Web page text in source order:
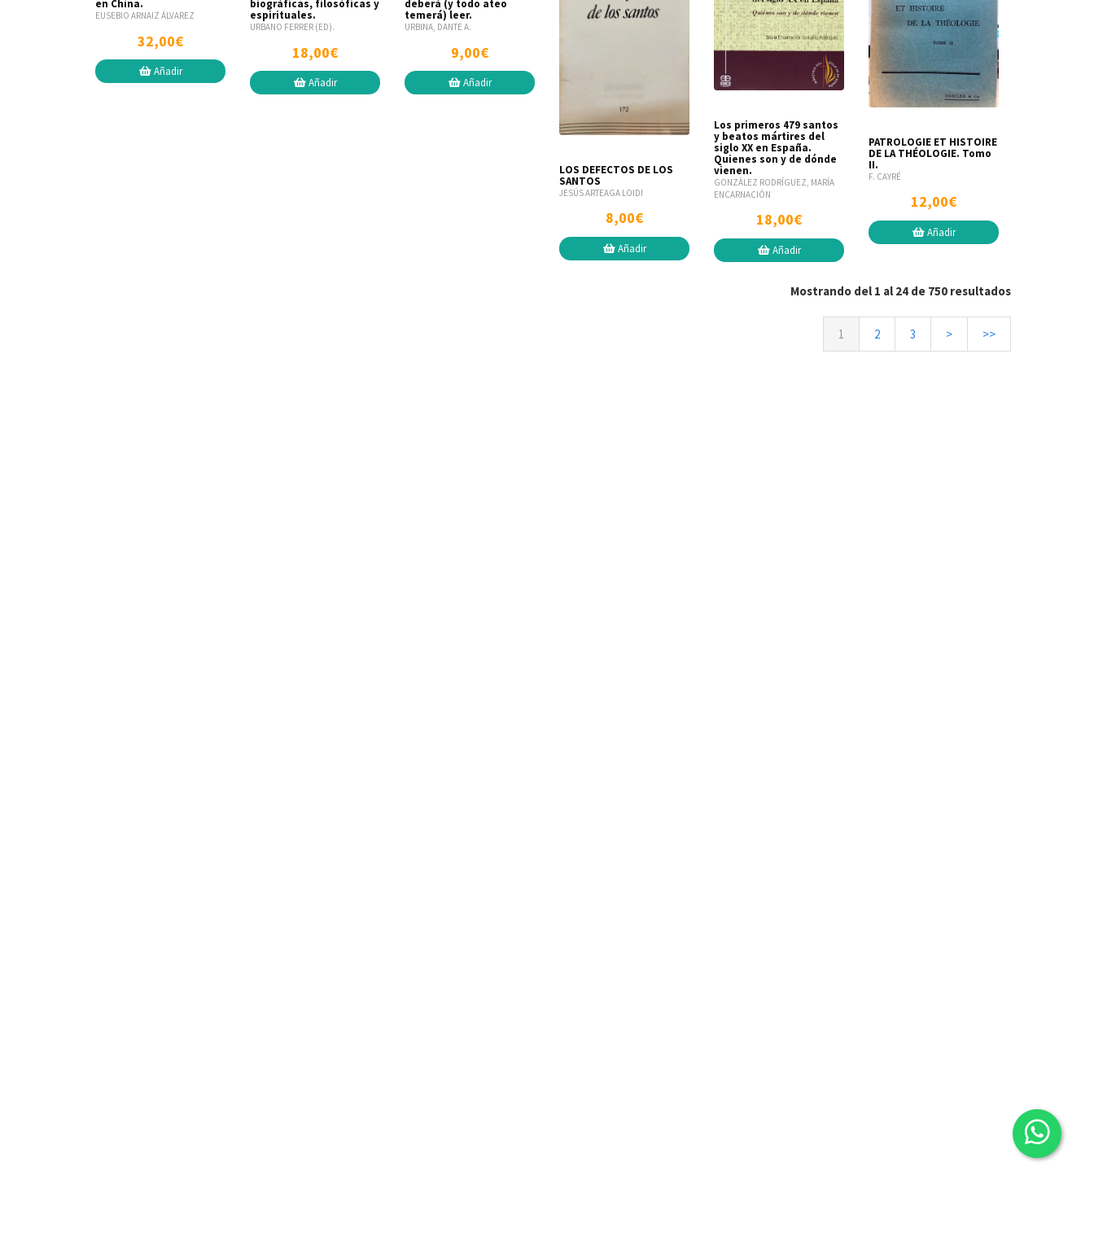
en China.
EUSEBIO ARNAIZ ÁLVAREZ
32,00€
Añadir
biográficas, filosóficas y
espirituales.
URBANO FERRER (ED).
18,00€
Añadir
deberá (y todo ateo
temerá) leer.
URBINA, DANTE A.
9,00€
Añadir
LOS DEFECTOS DE LOS
SANTOS
JESÚS ARTEAGA LOIDI
8,00€
Añadir
Los primeros 479 santos
y beatos mártires del
siglo XX en España.
Quienes son y de dónde
vienen.
GONZÁLEZ RODRÍGUEZ, MARÍA
ENCARNACIÓN
18,00€
Añadir
PATROLOGIE ET HISTOIRE
DE LA THÉOLOGIE. Tomo
II.
F. CAYRÉ
12,00€
Añadir
Mostrando del 1 al 24 de 750 resultados
1 2 3 > >>